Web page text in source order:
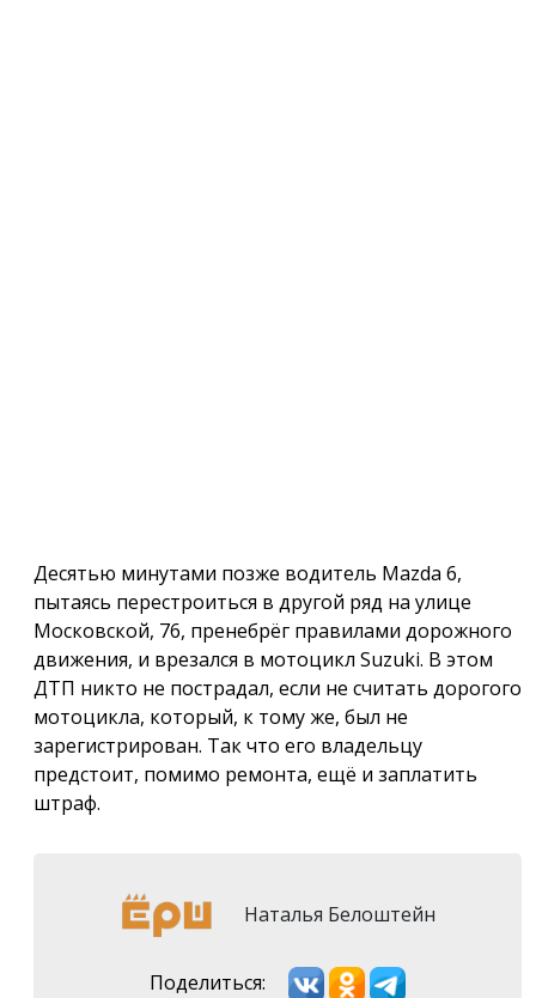
Десятью минутами позже водитель Mazda 6,
пытаясь перестроиться в другой ряд на улице
Московской, 76, пренебрёг правилами дорожного
движения, и врезался в мотоцикл Suzuki. В этом
ДТП никто не пострадал, если не считать дорогого
мотоцикла, который, к тому же, был не
зарегистрирован. Так что его владельцу
предстоит, помимо ремонта, ещё и заплатить
штраф.
Наталья Белоштейн
Поделиться: